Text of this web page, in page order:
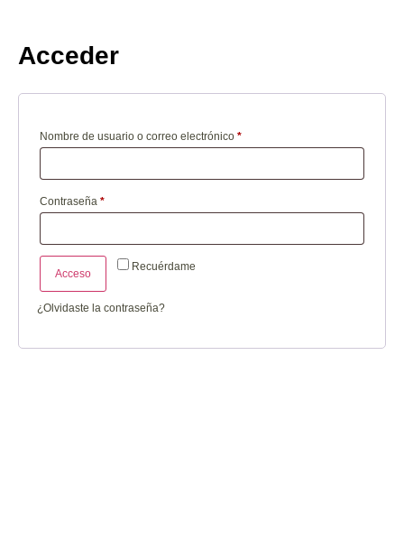
Acceder
Nombre de usuario o correo electrónico *
Contraseña *
Recuérdame
Acceso
¿Olvidaste la contraseña?